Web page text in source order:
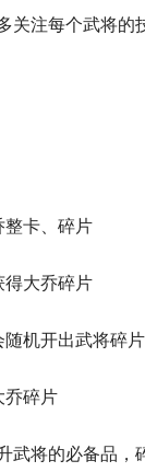
关注每个武将
卡、碎片
大乔碎片
机开出武将碎片
乔碎片
武将的必备品